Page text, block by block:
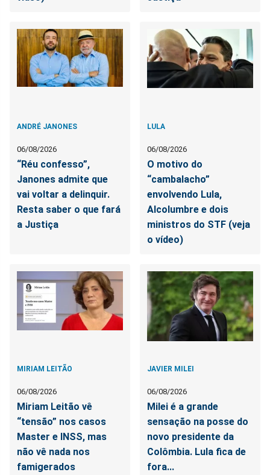
ANDRÉ JANONES
06/08/2026
“Réu confesso”,
Janones admite que
vai voltar a delinquir.
Resta saber o que fará
a Justiça
LULA
06/08/2026
O motivo do
“cambalacho”
envolvendo Lula,
Alcolumbre e dois
ministros do STF (veja
o vídeo)
MIRIAM LEITÃO
06/08/2026
Miriam Leitão vê
“tensão” nos casos
Master e INSS, mas
não vê nada nos
famigerados
JAVIER MILEI
06/08/2026
Milei é a grande
sensação na posse do
novo presidente da
Colômbia. Lula fica de
fora...